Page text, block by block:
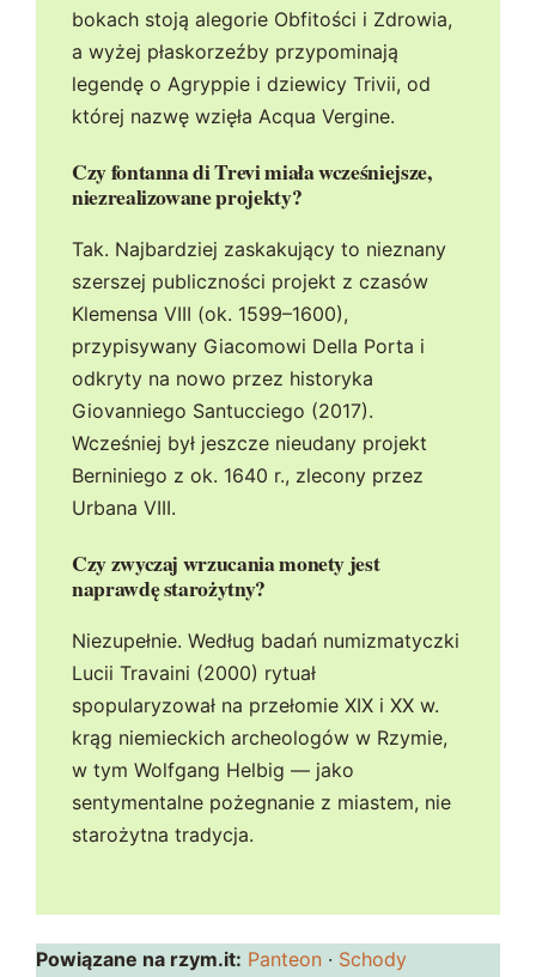
bokach stoją alegorie Obfitości i Zdrowia,
a wyżej płaskorzeźby przypominają
legendę o Agryppie i dziewicy Trivii, od
której nazwę wzięła Acqua Vergine.
Czy fontanna di Trevi miała wcześniejsze,
niezrealizowane projekty?
Tak. Najbardziej zaskakujący to nieznany
szerszej publiczności projekt z czasów
Klemensa VIII (ok. 1599–1600),
przypisywany Giacomowi Della Porta i
odkryty na nowo przez historyka
Giovanniego Santucciego (2017).
Wcześniej był jeszcze nieudany projekt
Berniniego z ok. 1640 r., zlecony przez
Urbana VIII.
Czy zwyczaj wrzucania monety jest
naprawdę starożytny?
Niezupełnie. Według badań numizmatyczki
Lucii Travaini (2000) rytuał
spopularyzował na przełomie XIX i XX w.
krąg niemieckich archeologów w Rzymie,
w tym Wolfgang Helbig — jako
sentymentalne pożegnanie z miastem, nie
starożytna tradycja.
Powiązane na rzym.it: Panteon · Schody